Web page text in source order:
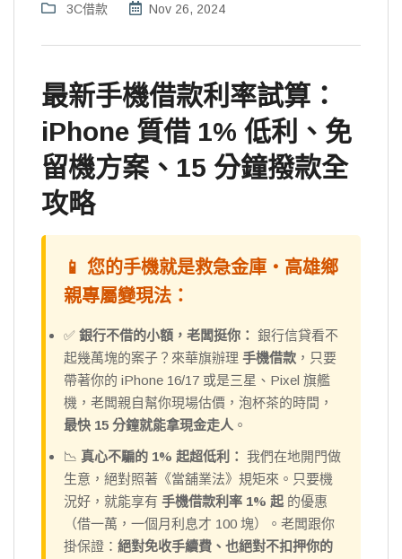
3C借款 Nov 26, 2024
最新手機借款利率試算：
iPhone 質借 1% 低利、免
留機方案、15 分鐘撥款全
攻略
📱 您的手機就是救急金庫・高雄鄉
親專屬變現法：
✅ 銀行不借的小額，老闆挺你： 銀行信貸看不
起幾萬塊的案子？來華旗辦理 手機借款 ，只要
帶著你的 iPhone 16/17 或是三星、Pixel 旗艦
機，老闆親自幫你現場估價，泡杯茶的時間，
最快 15 分鐘就能拿現金走人 。
📉 真心不騙的 1% 起超低利： 我們在地開門做
生意，絕對照著《當舖業法》規矩來。只要機
況好，就能享有 手機借款利率 1% 起 的優惠
（借一萬，一個月利息才 100 塊）。老闆跟你
掛保證： 絕對免收手續費、也絕對不扣押你的